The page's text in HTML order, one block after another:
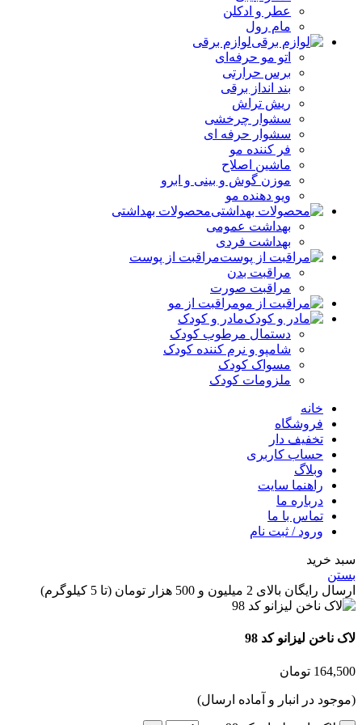
عطر و ادکلن
مام رول
لوازم برقی
اتو مو حرفه‌ای
برس حرارتی
بند انداز برقی
ریش تراش
سشوار چرخشی
سشوار حرفه ای
فر کننده‌ مو
ماشین اصلاح
موزن گوش و بینی و ابرو
ویو دهنده مو
محصولات بهداشتی
بهداشت عمومی
بهداشت فردی
مراقبت از پوست
مراقبت بدن
مراقبت صورت
مراقبت از مو
مادر و کودک
دستمال مرطوب کودک
شامپو و نرم کننده کودک
مسواک کودک
ملزومات کودک
خانه
فروشگاه
تخفیف دار
حساب کاربری
وبلاگ
راهنما سایت
درباره ما
تماس با ما
ورود / ثبت نام
خرید
بالای 2 میلیون و 500 هزار تومان (تا 5 کیلوگرم)
ناخن لیزانو کد 98
تومان
در انبار و آماده ارسال)